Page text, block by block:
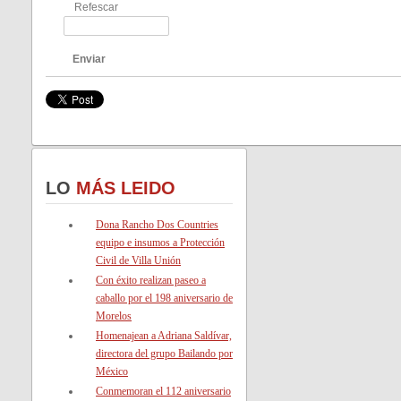
Refescar
Enviar
LO MÁS LEIDO
Dona Rancho Dos Countries
equipo e insumos a Protección
Civil de Villa Unión
Con éxito realizan paseo a
caballo por el 198 aniversario de
Morelos
Homenajean a Adriana Saldívar,
directora del grupo Bailando por
México
Conmemoran el 112 aniversario